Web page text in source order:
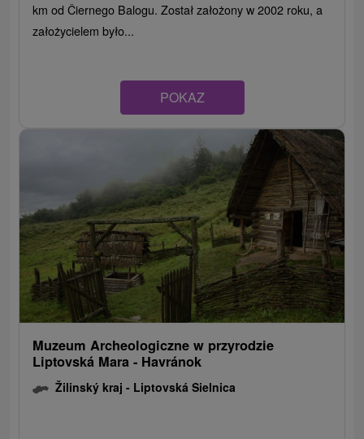
km od Čiernego Balogu. Został założony w 2002 roku, a
założycielem było...
POKAZ
Muzeum Archeologiczne w przyrodzie
Liptovská Mara - Havránok
Žilinský kraj - Liptovská Sielnica